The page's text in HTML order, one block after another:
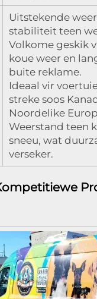
Uitstekende
stabiliteit teen
Volkome geskik
koue weer en
buite reklame.
Ideaal vir
streke soos
Noordelike
Weerstand teen
sneeu, wat
verseker.